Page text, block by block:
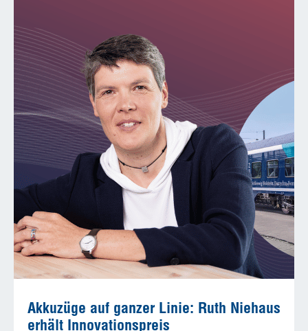
Akkuzüge auf ganzer Linie: Ruth Niehaus
erhält Innovationspreis